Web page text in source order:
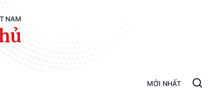
NAM
MỚI NHẤT